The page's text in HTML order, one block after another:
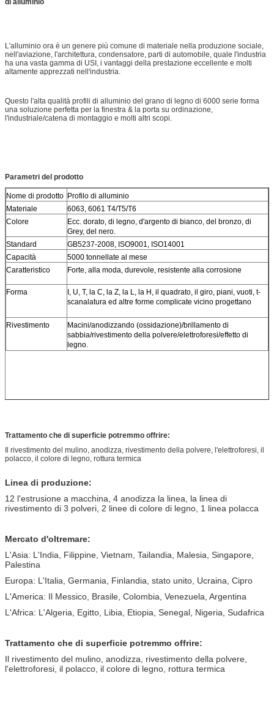
di alluminio
L'alluminio ora è un genere più comune di materiale nella produzione sociale,
nell'aviazione, l'architettura, condensatore, parti di automobile, quale l'industria
ha una vasta gamma di USI, i vantaggi della prestazione eccellente e molti
altamente apprezzati nell'industria.
Questo l'alta qualità profili di alluminio del grano di legno di 6000 serie forma
una soluzione perfetta per la finestra & la porta su ordinazione,
l'industriale/catena di montaggio e molti altri scopi.
Parametri del prodotto
Nome di prodotto Profilo di alluminio
Materiale
6063, 6061 T4/T5/T6
Colore
Ecc. dorato, di legno, d'argento di bianco, del bronzo, di
Grey, del nero.
Standard
GB5237-2008, ISO9001, ISO14001
Capacità
5000 tonnellate al mese
Caratteristico
Forte, alla moda, durevole, resistente alla corrosione
Forma
I, U, T, la C, la Z, la L, la H, il quadrato, il giro, piani, vuoti, t-
scanalatura ed altre forme complicate vicino progettano
Rivestimento
Macini/anodizzando (ossidazione)/brillamento di
sabbia/rivestimento della polvere/elettroforesi/effetto di
legno.
Trattamento che di superficie potremmo offrire:
Il rivestimento del mulino, anodizza, rivestimento della polvere, l'elettroforesi, il
polacco, il colore di legno, rottura termica
Linea di produzione:
12 l'estrusione a macchina, 4 anodizza la linea,
la linea di
rivestimento di 3 polveri, 2 linee di colore di legno, 1 linea polacca
Mercato d'oltremare:
L'Asia: L'India, Filippine, Vietnam, Tailandia, Malesia, Singapore,
Palestina
Europa: L'Italia, Germania, Finlandia, stato unito, Ucraina, Cipro
L'America: Il Messico, Brasile, Colombia, Venezuela, Argentina
L'Africa: L'Algeria, Egitto, Libia, Etiopia, Senegal, Nigeria, Sudafrica
Trattamento che di superficie potremmo offrire:
Il rivestimento del mulino, anodizza, rivestimento della polvere,
l'elettroforesi, il polacco, il colore di legno, rottura termica